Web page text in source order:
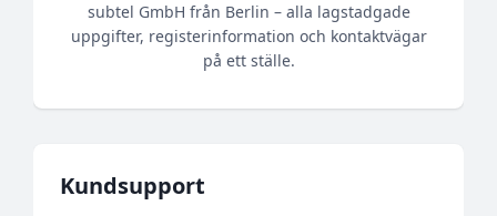
subtel GmbH från Berlin – alla lagstadgade
uppgifter, registerinformation och kontaktvägar
på ett ställe.
Kundsupport